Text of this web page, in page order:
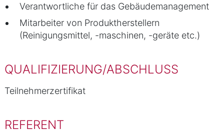
Verantwortliche für das Gebäudemanagement
Mitarbeiter von Produktherstellern
(Reinigungsmittel, -maschinen, -geräte etc.)
QUALIFIZIERUNG/ABSCHLUSS
Teilnehmerzertifikat
REFERENT